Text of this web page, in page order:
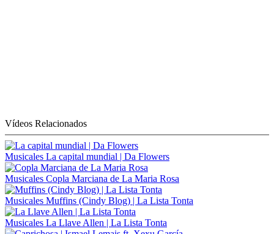
Vídeos Relacionados
Musicales La capital mundial | Da Flowers
Musicales Copla Marciana de La Maria Rosa
Musicales Muffins (Cindy Blog) | La Lista Tonta
Musicales La Llave Allen | La Lista Tonta